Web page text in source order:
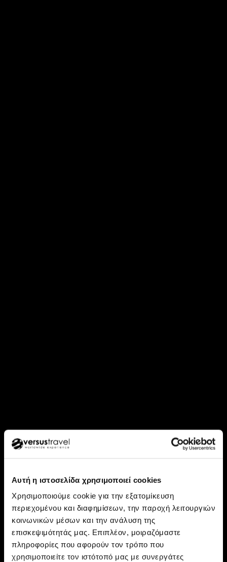
Αυτή η ιστοσελίδα χρησιμοποιεί cookies
Χρησιμοποιούμε cookie για την εξατομίκευση
περιεχομένου και διαφημίσεων, την παροχή λειτουργιών
κοινωνικών μέσων και την ανάλυση της
επισκεψιμότητάς μας. Επιπλέον, μοιραζόμαστε
πληροφορίες που αφορούν τον τρόπο που
χρησιμοποιείτε τον ιστότοπό μας με συνεργάτες
ΜΙΑ ΓΝΗΣΙΑ ΑΦΡΙΚΑΝΙΚΗ ΓΕΥΣΗ